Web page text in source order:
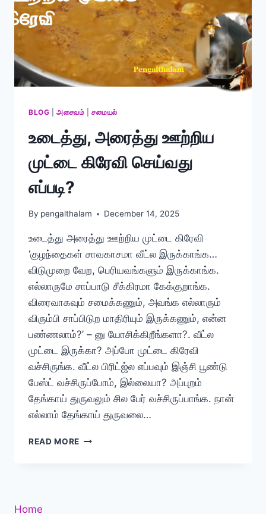
BLOG |அசைவம் |சமையல்
உடைத்து, அரைத்து ஊற்றிய
முட்டை கிரேவி செய்வது
எப்படி?
By pengalthalam December 14, 2025
உடைத்து அரைத்து ஊற்றிய முட்டை கிரேவி
‘குழந்தைகள் சாவகாசமா வீட்ல இருக்காங்க…
விடுமுறை வேற, பெரியவங்களும் இருக்காங்க.
எல்லாருமே சாப்பாடு சீக்கிரமா கேக்குறாங்க.
விரைவாகவும் சமைக்கணும், அவங்க எல்லாரும்
விரும்பி சாப்பிடுற மாதிரியும் இருக்கணும், என்ன
பண்ணலாம்?’ – னு யோசிக்கிறீங்களா?. வீட்ல
முட்டை இருக்கா? அப்போ முட்டை கிரேவி
வச்சிருங்க. வீட்ல பிரிட்ஜ்ல எப்பவும் இஞ்சி பூண்டு
பேஸ்ட் வச்சிருப்போம், இல்லையா? அப்புறம்
தேங்காய் துருவலும் சில பேர் வச்சிருப்பாங்க. நான்
எல்லாம் தேங்காய் துருவலை…
READ MORE உடைத்து,
Home